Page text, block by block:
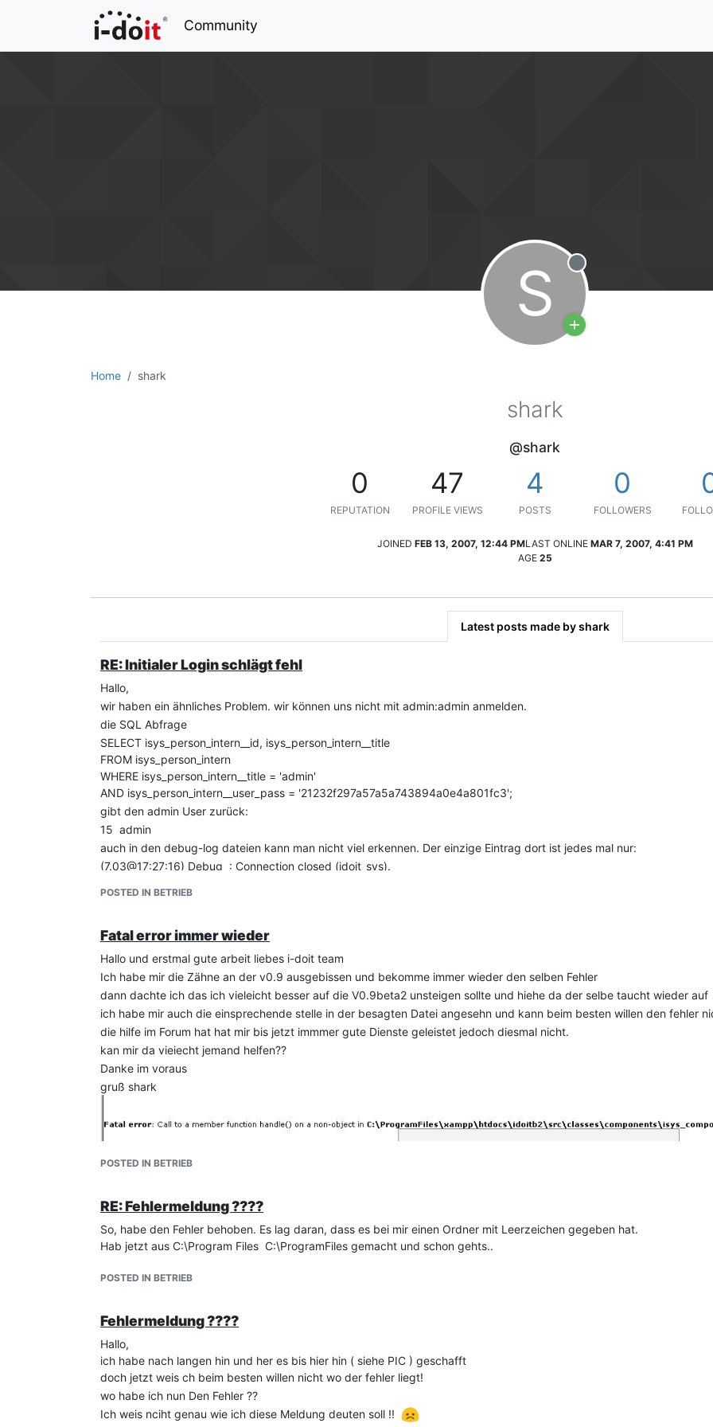
Community
S Offline
Home shark
shark
@shark
0
REPUTATION
47
PROFILE VIEWS
4
POSTS
0
FOLLOWERS
JOINED FEB 13, 2007, 12:44 PMLAST ONLINE MAR 7, 2007, 4:41 PM
AGE 25
Latest posts made by shark
RE: Initialer Login schlägt fehl
Hallo,
wir haben ein ähnliches Problem. wir können uns nicht mit admin:admin anmelden.
die SQL Abfrage
SELECT isys_person_intern__id, isys_person_intern__title
FROM isys_person_intern
WHERE isys_person_intern__title = 'admin'
AND isys_person_intern__user_pass = '21232f297a57a5a743894a0e4a801fc3';
gibt den admin User zurück:
15 admin
auch in den debug-log dateien kann man nicht viel erkennen. Der einzige Eintrag dort ist jedes mal nur:
(7.03@17:27:16) Debug : Connection closed (idoit_sys).
POSTED IN BETRIEB
Fatal error immer wieder
Hallo und erstmal gute arbeit liebes i-doit team
Ich habe mir die Zähne an der v0.9 ausgebissen und bekomme immer wieder den selben Fehler
dann dachte ich das ich vieleicht besser auf die V0.9beta2 unsteigen sollte und hiehe da der selbe taucht wieder auf
ich habe mir auch die einsprechende stelle in der besagten Datei angesehn und kann beim besten willen den fehler
die hilfe im Forum hat hat mir bis jetzt immmer gute Dienste geleistet jedoch diesmal nicht.
kan mir da vieiecht jemand helfen??
Danke im voraus
gruß shark
POSTED IN BETRIEB
RE: Fehlermeldung ????
So, habe den Fehler behoben. Es lag daran, dass es bei mir einen Ordner mit Leerzeichen gegeben hat.
Hab jetzt aus C:\Program Files C:\ProgramFiles gemacht und schon gehts..
POSTED IN BETRIEB
Fehlermeldung ????
Hallo,
ich habe nach langen hin und her es bis hier hin ( siehe PIC ) geschafft
doch jetzt weis ch beim besten willen nicht wo der fehler liegt!
wo habe ich nun Den Fehler ??
Ich weis nciht genau wie ich diese Meldung deuten soll !!